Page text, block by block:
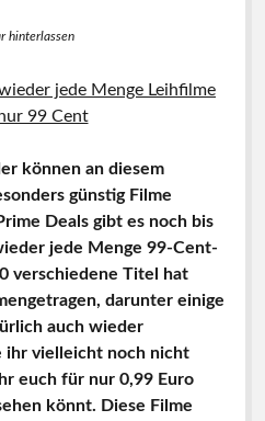
hinterlassen
können an diesem
günstig Filme
Deals gibt es noch bis
jede Menge 99-Cent-
verschiedene Titel hat
darunter einige
auch wieder
ihr vielleicht noch nicht
euch für nur 0,99 Euro
könnt. Diese Filme